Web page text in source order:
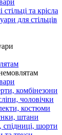
стільці та крісла
для стільців
комбінезони
чоловічки
костюми
штани
спідниці, шорти